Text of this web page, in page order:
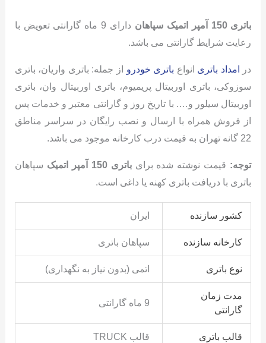
باتری 150 آمپر اتمیک سپاهان
دارای 9 ماه گارانتی تعویض با
رعایت شرایط گارانتی می باشد.
در امداد باتری انواع باتری خودرو از جمله: باتری واریان، باتری
سوزوکی، باتری اوربیتال پریمیوم، باتری اوربیتال وان، باتری
اوربیتال سیلور و…. با تاریخ روز و گارانتی معتبر و خدمات پس
از فروش همراه با ارسال و نصب رایگان در سراسر مناطق
22 گانه تهران به قیمت درب کارخانه موجود می باشد.
توجه: قیمت نوشته شده برایباتری 150 آمپر اتمیک
سپاهان
باتری با دریافت باتری کهنه یا داغی است.
کشور سازنده ایران
کارخانه سازنده سپاهان باتری
نوع باتری اتمی (بدون نیاز به نگهداری)
مدت زمان
گارانتی
9 ماه گارانتی
قالب باتری قالب TRUCK